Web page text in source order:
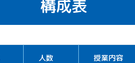
構成表
人数 授業内容